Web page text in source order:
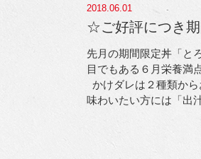
2018.06.01
☆ご好評につき
先月の期間限定丼「と
目でもある６月栄養満
かけダレは２種類か
味わいたい方には「出